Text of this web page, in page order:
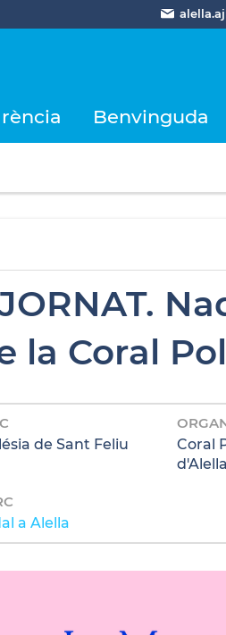
Benvinguda
la Coral
de Sant Feliu
Coral
d'Alella
a Alella